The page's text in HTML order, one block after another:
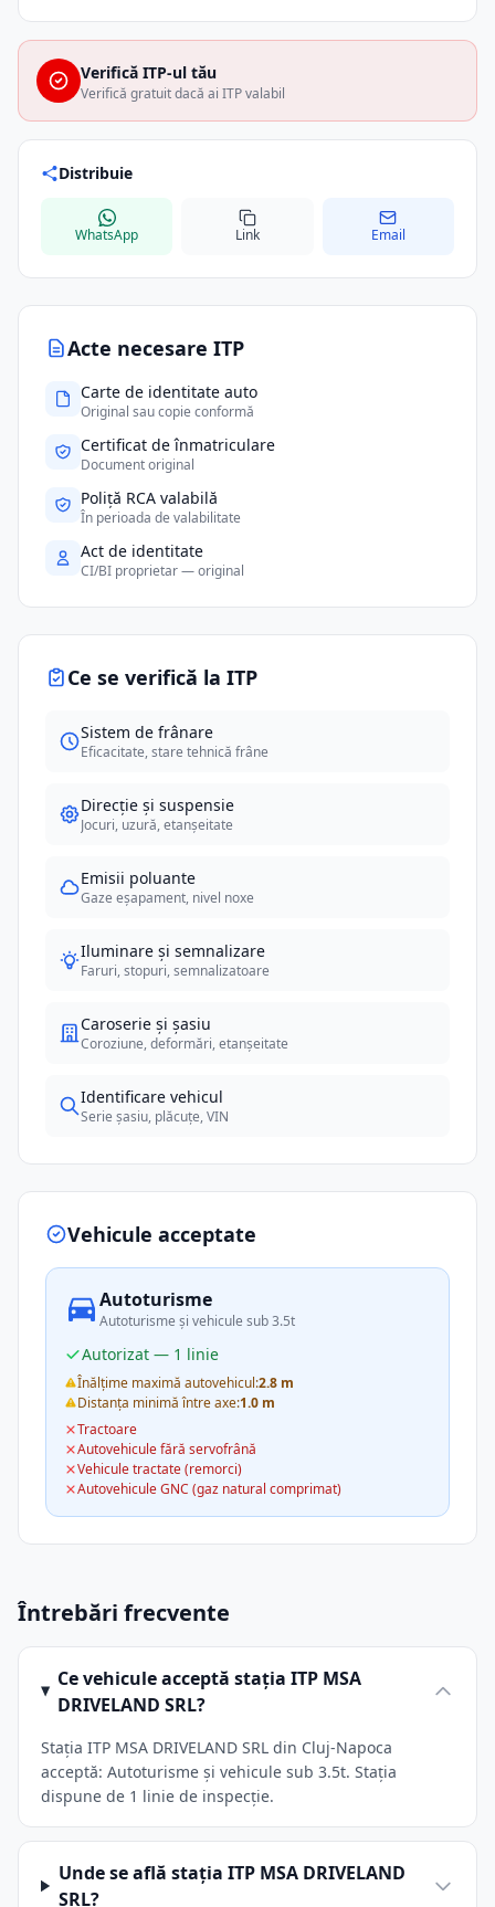
Acte necesare ITP
Carte de identitate auto
Original sau copie conformă
Certificat de înmatriculare
Document original
Poliță RCA valabilă
În perioada de valabilitate
Act de identitate
CI/BI proprietar — original
Ce se verifică la ITP
Sistem de frânare
Eficacitate, stare tehnică frâne
Direcție și suspensie
Jocuri, uzură, etanșeitate
Emisii poluante
Gaze eșapament, nivel noxe
Iluminare și semnalizare
Faruri, stopuri, semnalizatoare
Caroserie și șasiu
Coroziune, deformări, etanșeitate
Identificare vehicul
Serie șasiu, plăcuțe, VIN
Vehicule acceptate
Autoturisme
Autoturisme și vehicule sub 3.5t
Autorizat — 1 linie
Înălțime maximă autovehicul:2.8 m
Distanța minimă între axe:1.0 m
Tractoare
Autovehicule fără servofrână
Vehicule tractate (remorci)
Autovehicule GNC (gaz natural comprimat)
Verifică ITP-ul tău
Verifică gratuit dacă ai ITP valabil
Distribuie
WhatsApp Link Email
Întrebări frecvente
Ce vehicule acceptă stația ITP MSA
DRIVELAND SRL?
Stația ITP MSA DRIVELAND SRL din Cluj-Napoca
acceptă: Autoturisme și vehicule sub 3.5t. Stația
dispune de 1 linie de inspecție.
Unde se află stația ITP MSA DRIVELAND
SRL?